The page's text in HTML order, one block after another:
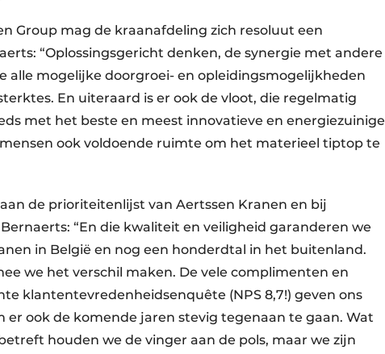
Group mag de kraanafdeling zich resoluut een
“Oplossingsgericht denken, de synergie met andere
alle mogelijke doorgroei- en opleidingsmogelijkheden
En uiteraard is er ook de vloot, die regelmatig
met het beste en meest innovatieve en energiezuinige
ook voldoende ruimte om het materieel tiptop te
de prioriteitenlijst van Aertssen Kranen en bij
“En die kwaliteit en veiligheid garanderen we
in België en nog een honderdtal in het buitenland.
we het verschil maken. De vele complimenten en
klantentevredenheidsenquête (NPS 8,7!) geven ons
ook de komende jaren stevig tegenaan te gaan. Wat
houden we de vinger aan de pols, maar we zijn